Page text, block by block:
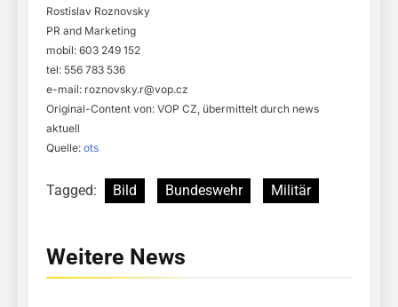
Rostislav Roznovsky
PR and Marketing
mobil: 603 249 152
tel: 556 783 536
e-mail: roznovsky.r@vop.cz
Original-Content von: VOP CZ, übermittelt durch news
aktuell
Quelle: ots
Tagged: Bild Bundeswehr Militär
Weitere News